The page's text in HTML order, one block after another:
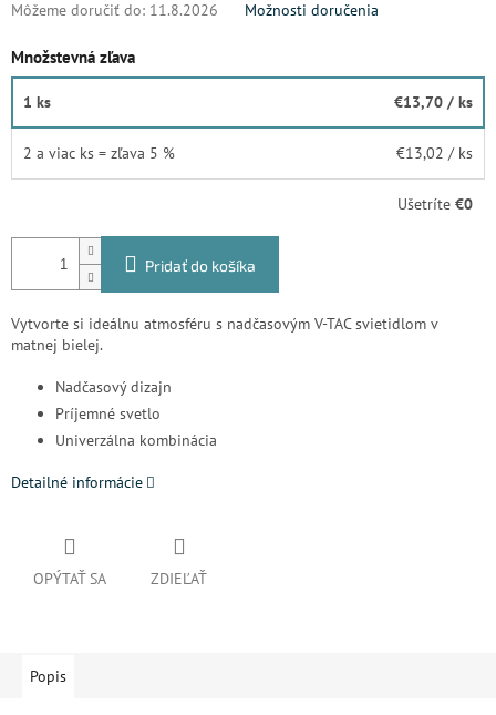
Môžeme doručiť do: 11.8.2026 Možnosti doručenia
Množstevná zľava
1 ks €13,70 / ks
2 a viac ks = zľava 5 % €13,02 / ks
Ušetríte €0
Pridať do košíka
Vytvorte si ideálnu atmosféru s nadčasovým V-TAC svietidlom v
matnej bielej.
Nadčasový dizajn
Príjemné svetlo
Univerzálna kombinácia
Detailné informácie
OPÝTAŤ SA ZDIEĽAŤ
Popis